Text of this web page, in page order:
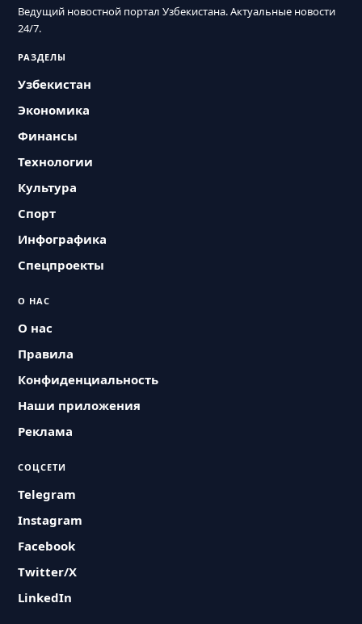
Ведущий новостной портал Узбекистана. Актуальные новости
24/7.
РАЗДЕЛЫ
Узбекистан
Экономика
Финансы
Технологии
Культура
Спорт
Инфографика
Спецпроекты
О НАС
О нас
Правила
Конфиденциальность
Наши приложения
Реклама
СОЦСЕТИ
Telegram
Instagram
Facebook
Twitter/X
LinkedIn